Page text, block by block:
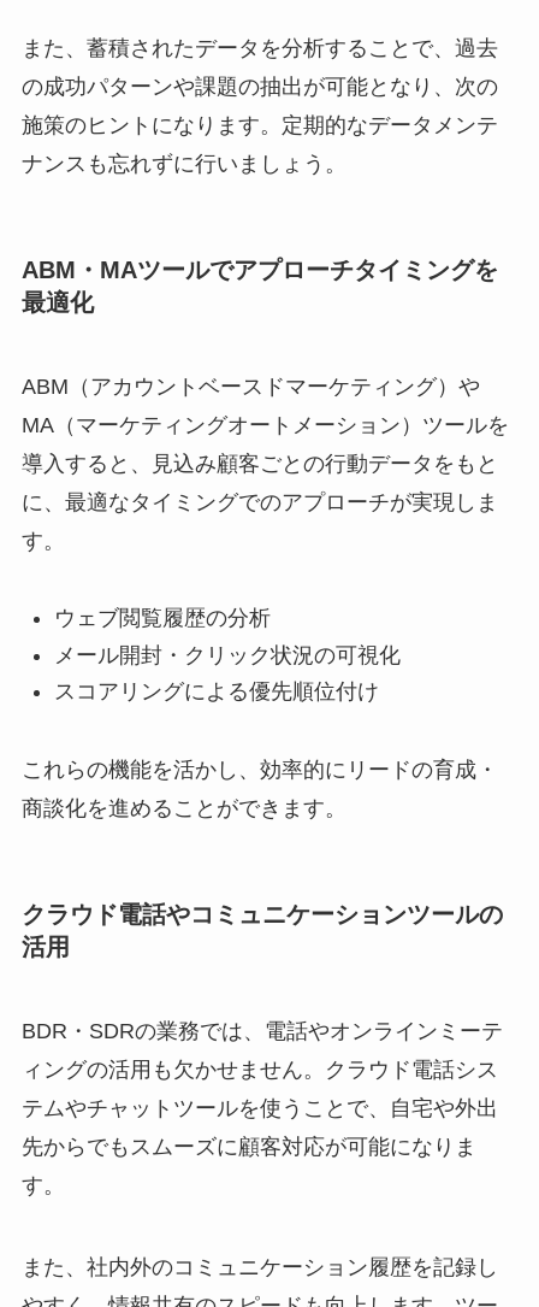
また、蓄積されたデータを分析することで、過去
の成功パターンや課題の抽出が可能となり、次の
施策のヒントになります。定期的なデータメンテ
ナンスも忘れずに行いましょう。
ABM・MAツールでアプローチタイミングを
最適化
ABM（アカウントベースドマーケティング）や
MA（マーケティングオートメーション）ツールを
導入すると、見込み顧客ごとの行動データをもと
に、最適なタイミングでのアプローチが実現しま
す。
ウェブ閲覧履歴の分析
メール開封・クリック状況の可視化
スコアリングによる優先順位付け
これらの機能を活かし、効率的にリードの育成・
商談化を進めることができます。
クラウド電話やコミュニケーションツールの
活用
BDR・SDRの業務では、電話やオンラインミーテ
ィングの活用も欠かせません。クラウド電話シス
テムやチャットツールを使うことで、自宅や外出
先からでもスムーズに顧客対応が可能になりま
す。
また、社内外のコミュニケーション履歴を記録し